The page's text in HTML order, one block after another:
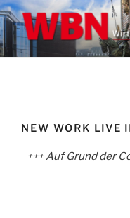
Zum
Inhalt
springen
WBN |
BREMEN
Wirtschaftsforum
NEW WORK LIVE
+++ Auf Grund der